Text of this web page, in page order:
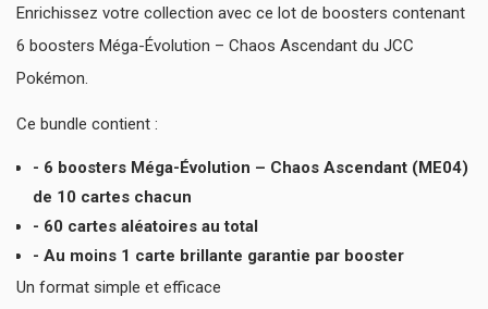
Enrichissez votre collection avec ce lot de boosters contenant
6 boosters Méga-Évolution – Chaos Ascendant du JCC
Pokémon.
Ce bundle contient :
- 6 boosters Méga-Évolution – Chaos Ascendant (ME04)
de 10 cartes chacun
- 60 cartes aléatoires au total
- Au moins 1 carte brillante garantie par booster
Un format simple et efficace